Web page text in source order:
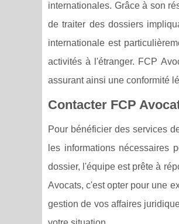
internationales. Grâce à son
de traiter des dossiers
internationale est
activités à l'étranger. FCP
assurant ainsi une conformité
Contacter FCP
Pour bénéficier des services
les informations nécessaires
dossier, l'équipe est prête à
Avocats, c'est opter pour une
gestion de vos affaires